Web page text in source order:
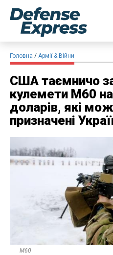
Головна Армії & Війни
США таємничо
кулемети M60
доларів, які
призначені
M60